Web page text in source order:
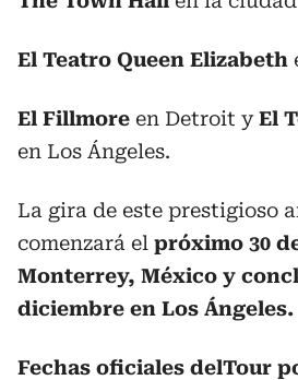
El Teatro Queen Elizabeth
El Fillmore en Detroit yEl
en Los Ángeles.
La gira de este prestigioso
comenzará el próximo 30
Monterrey, México y
diciembre en Los Ángeles.
Fechas oficiales delTour